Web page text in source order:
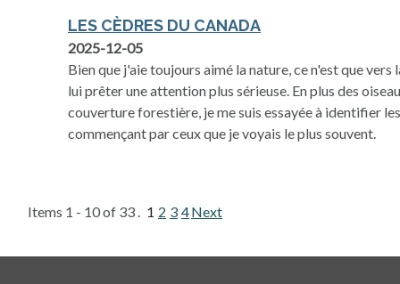
LES CÈDRES DU CANADA
2025-12-05
Bien que j'aie toujours aimé la nature, ce n'est que
lui prêter une attention plus sérieuse. En plus des
couverture forestière, je me suis essayée à identifier
commençant par ceux que je voyais le plus souvent.
Items 1 - 10 of 33 . 1 2 3 4Next